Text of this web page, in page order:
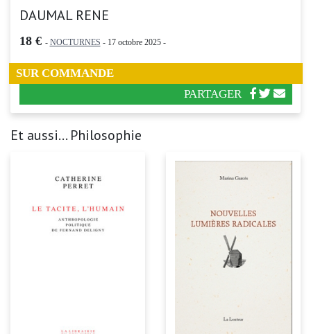
DAUMAL RENE
18 € - NOCTURNES - 17 octobre 2025 -
SUR COMMANDE
PARTAGER
Et aussi... Philosophie